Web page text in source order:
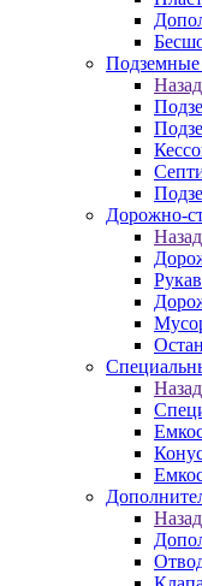
Подземные
Назад
Дорожно-
Назад
Назад
Назад